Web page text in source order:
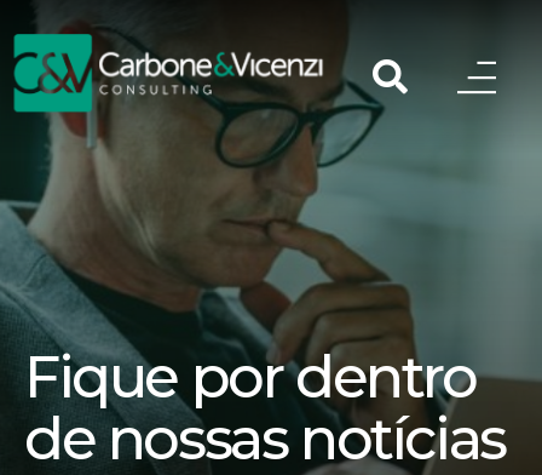
Fique por dentro
de nossas notícias